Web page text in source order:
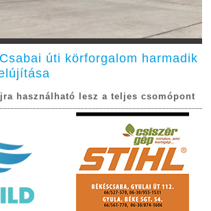
úti körforgalom harmadik
használható lesz a teljes csomópont